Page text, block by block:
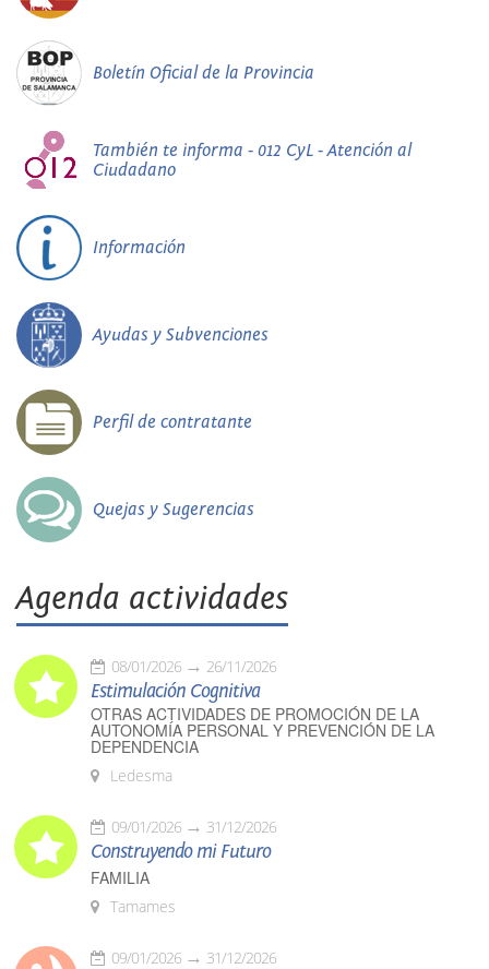
Boletín Oficial de la Provincia
También te informa - 012 CyL - Atención al
Ciudadano
Información
Ayudas y Subvenciones
Perfil de contratante
Quejas y Sugerencias
Agenda actividades
08/01/2026 26/11/2026
Estimulación Cognitiva
OTRAS ACTIVIDADES DE PROMOCIÓN DE LA
AUTONOMÍA PERSONAL Y PREVENCIÓN DE LA
DEPENDENCIA
Ledesma
09/01/2026 31/12/2026
Construyendo mi Futuro
FAMILIA
Tamames
09/01/2026 31/12/2026